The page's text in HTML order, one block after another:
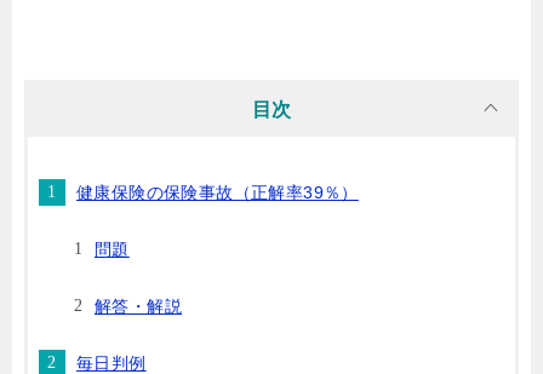
目次
健康保険の保険事故（正解率39％）
問題
解答・解説
毎日判例